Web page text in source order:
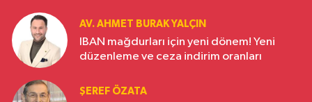
AV. AHMET BURAK YALÇIN
IBAN mağdurları için yeni dönem! Yeni
düzenleme ve ceza indirim oranları
ŞEREF ÖZATA